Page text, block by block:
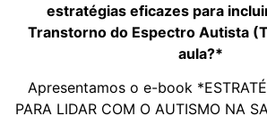
estratégias eficazes para
Transtorno do Espectro Autista
aula?*
Apresentamos o e-book
PARA LIDAR COM O AUTISMO NA